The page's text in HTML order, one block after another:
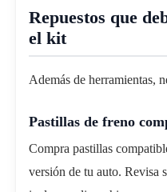
Repuestos que
el kit
Además de herramientas,
Pastillas de freno
Compra pastillas
versión de tu auto. Revisa